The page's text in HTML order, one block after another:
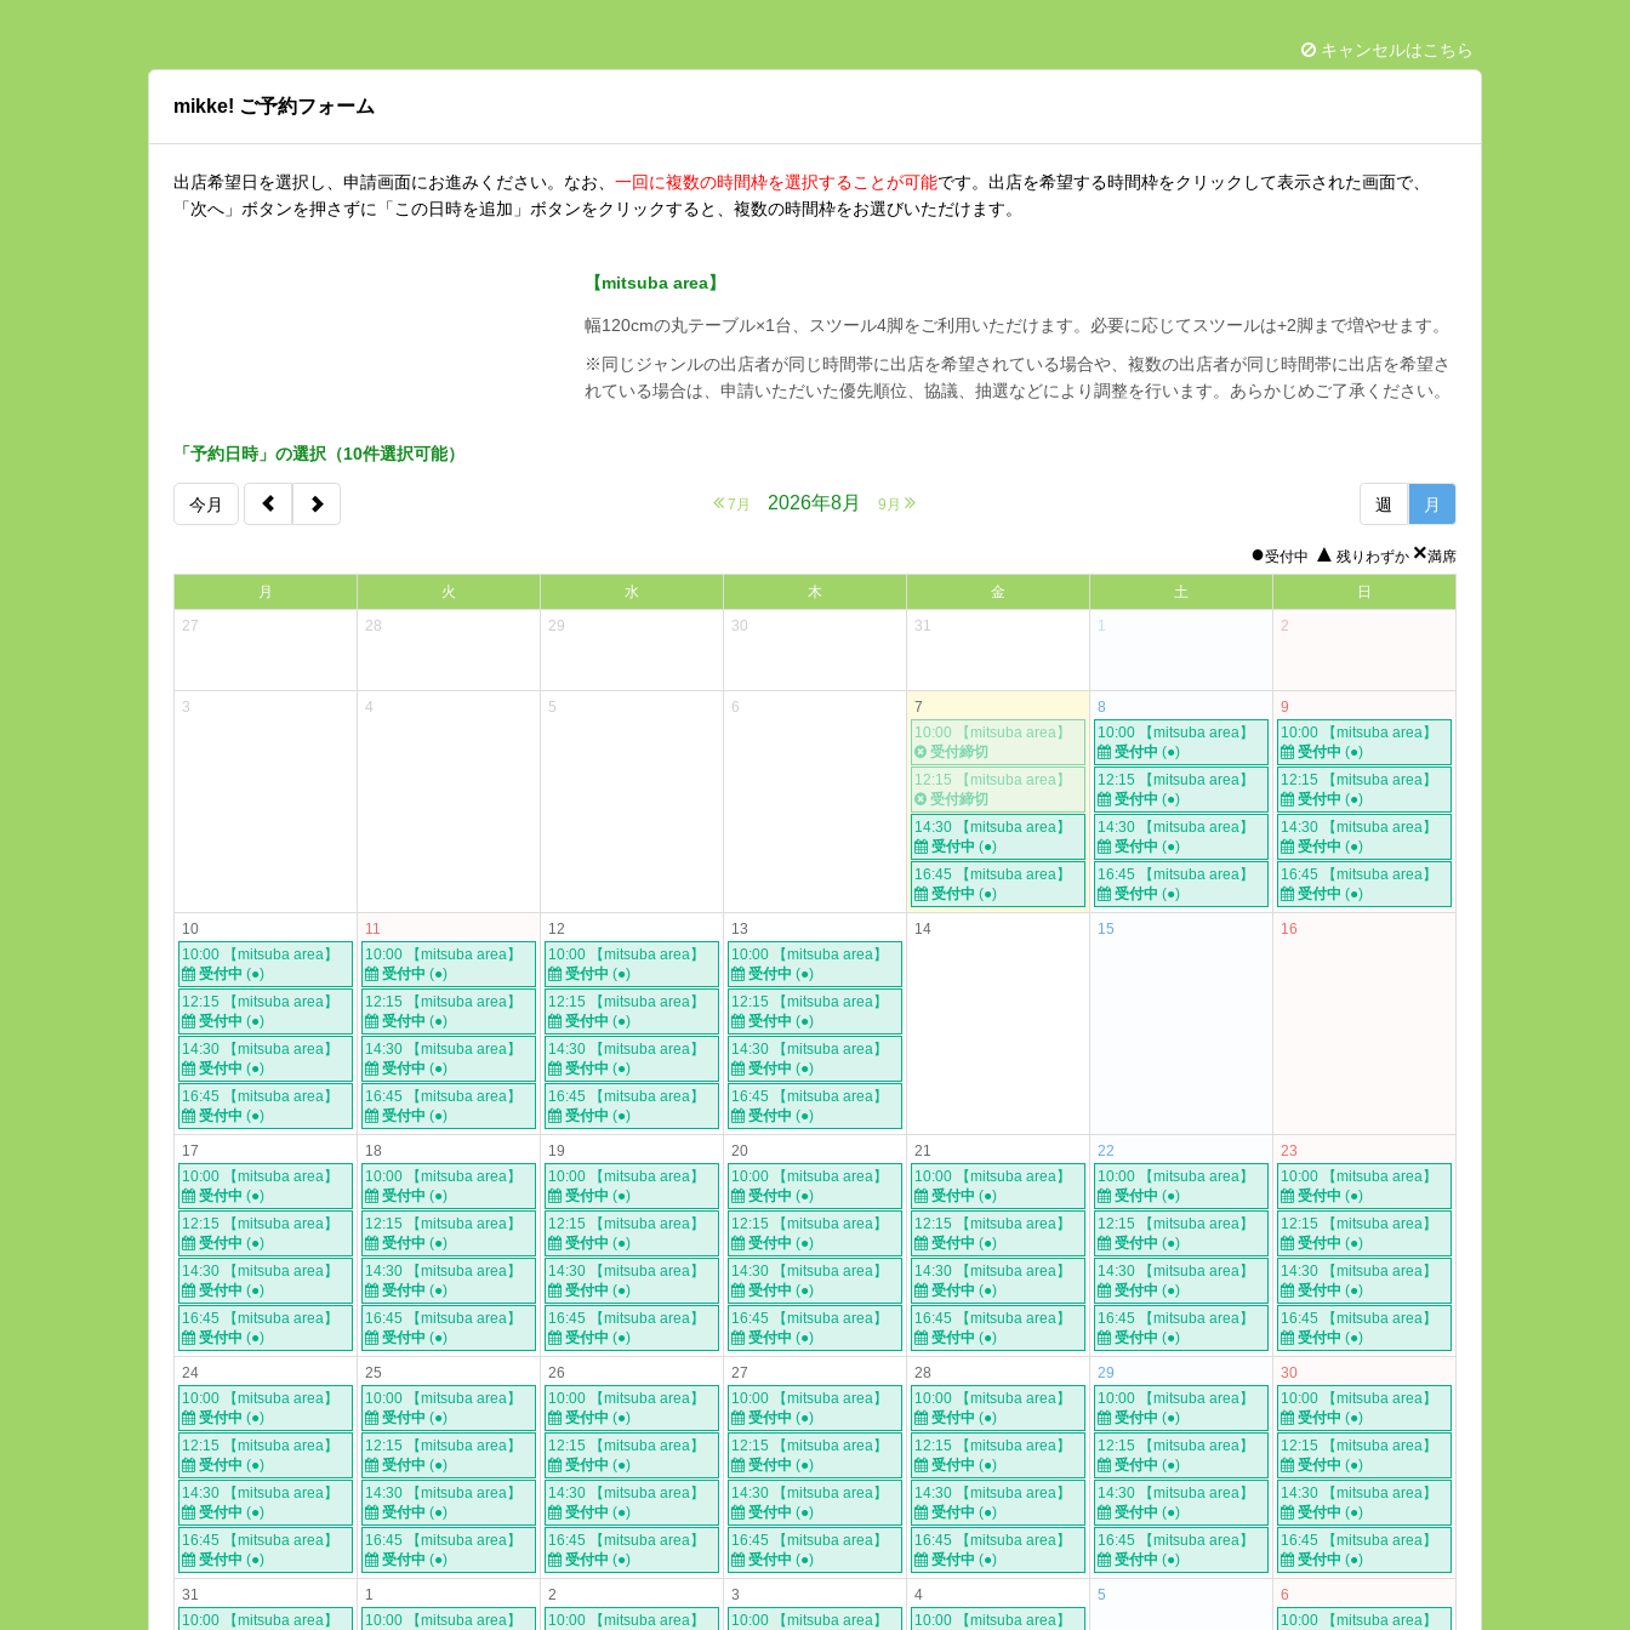
キャンセルはこちら
mikke! ご予約フォーム
出店希望日を選択し、申請画面にお進みください。なお、 一回に複数の時間枠を選択することが可能です。出店を希望する時間枠をクリックして表示された画面で、
「次へ」ボタンを押さずに「この日時を追加」ボタンをクリックすると、複数の時間枠をお選びいただけます。
【mitsuba area】
幅120cmの丸テーブル×1台、スツール4脚をご利用いただけます。必要に応じてスツールは+2脚まで増やせます。
※同じジャンルの出店者が同じ時間帯に出店を希望されている場合や、複数の出店者が同じ時間帯に出店を希望さ
れている場合は、申請いただいた優先順位、協議、抽選などにより調整を行います。あらかじめご了承ください。
「予約日時」の選択（10件選択可能）
今月 7月 2026年8月 9月 週 月
●受付中 ▲ 残りわずか ×満席
月 火 水 木 金 土
日
27
28 29 30 31 1 2
3 4 5 6
7
10:00 【mitsuba area】
受付締切
12:15 【mitsuba area】
受付締切
14:30 【mitsuba area】
受付中 (●)
16:45 【mitsuba area】
受付中 (●)
8
10:00 【mitsuba area】
受付中 (●)
12:15 【mitsuba area】
受付中 (●)
14:30 【mitsuba area】
受付中 (●)
16:45 【mitsuba area】
受付中 (●)
9
10:00 【mitsuba area】
受付中 (●)
12:15 【mitsuba area】
受付中 (●)
14:30 【mitsuba area】
受付中 (●)
16:45 【mitsuba area】
受付中 (●)
10
10:00 【mitsuba area】
受付中 (●)
12:15 【mitsuba area】
受付中 (●)
14:30 【mitsuba area】
受付中 (●)
16:45 【mitsuba area】
受付中 (●)
11
10:00 【mitsuba area】
受付中 (●)
12:15 【mitsuba area】
受付中 (●)
14:30 【mitsuba area】
受付中 (●)
16:45 【mitsuba area】
受付中 (●)
12
10:00 【mitsuba area】
受付中 (●)
12:15 【mitsuba area】
受付中 (●)
14:30 【mitsuba area】
受付中 (●)
16:45 【mitsuba area】
受付中 (●)
13
10:00 【mitsuba area】
受付中 (●)
12:15 【mitsuba area】
受付中 (●)
14:30 【mitsuba area】
受付中 (●)
16:45 【mitsuba area】
受付中 (●)
14 15 16
17
10:00 【mitsuba area】
受付中 (●)
12:15 【mitsuba area】
受付中 (●)
14:30 【mitsuba area】
受付中 (●)
16:45 【mitsuba area】
受付中 (●)
18
10:00 【mitsuba area】
受付中 (●)
12:15 【mitsuba area】
受付中 (●)
14:30 【mitsuba area】
受付中 (●)
16:45 【mitsuba area】
受付中 (●)
19
10:00 【mitsuba area】
受付中 (●)
12:15 【mitsuba area】
受付中 (●)
14:30 【mitsuba area】
受付中 (●)
16:45 【mitsuba area】
受付中 (●)
20
10:00 【mitsuba area】
受付中 (●)
12:15 【mitsuba area】
受付中 (●)
14:30 【mitsuba area】
受付中 (●)
16:45 【mitsuba area】
受付中 (●)
21
10:00 【mitsuba area】
受付中 (●)
12:15 【mitsuba area】
受付中 (●)
14:30 【mitsuba area】
受付中 (●)
16:45 【mitsuba area】
受付中 (●)
22
10:00 【mitsuba area】
受付中 (●)
12:15 【mitsuba area】
受付中 (●)
14:30 【mitsuba area】
受付中 (●)
16:45 【mitsuba area】
受付中 (●)
23
10:00 【mitsuba area】
受付中 (●)
12:15 【mitsuba area】
受付中 (●)
14:30 【mitsuba area】
受付中 (●)
16:45 【mitsuba area】
受付中 (●)
24
10:00 【mitsuba area】
受付中 (●)
12:15 【mitsuba area】
受付中 (●)
14:30 【mitsuba area】
受付中 (●)
16:45 【mitsuba area】
受付中 (●)
25
10:00 【mitsuba area】
受付中 (●)
12:15 【mitsuba area】
受付中 (●)
14:30 【mitsuba area】
受付中 (●)
16:45 【mitsuba area】
受付中 (●)
26
10:00 【mitsuba area】
受付中 (●)
12:15 【mitsuba area】
受付中 (●)
14:30 【mitsuba area】
受付中 (●)
16:45 【mitsuba area】
受付中 (●)
27
10:00 【mitsuba area】
受付中 (●)
12:15 【mitsuba area】
受付中 (●)
14:30 【mitsuba area】
受付中 (●)
16:45 【mitsuba area】
受付中 (●)
28
10:00 【mitsuba area】
受付中 (●)
12:15 【mitsuba area】
受付中 (●)
14:30 【mitsuba area】
受付中 (●)
16:45 【mitsuba area】
受付中 (●)
29
10:00 【mitsuba area】
受付中 (●)
12:15 【mitsuba area】
受付中 (●)
14:30 【mitsuba area】
受付中 (●)
16:45 【mitsuba area】
受付中 (●)
30
10:00 【mitsuba area】
受付中 (●)
12:15 【mitsuba area】
受付中 (●)
14:30 【mitsuba area】
受付中 (●)
16:45 【mitsuba area】
受付中 (●)
31
10:00 【mitsuba area】
1
10:00 【mitsuba area】
2
10:00 【mitsuba area】
3
10:00 【mitsuba area】
4
10:00 【mitsuba area】
5
6
10:00 【mitsuba area】